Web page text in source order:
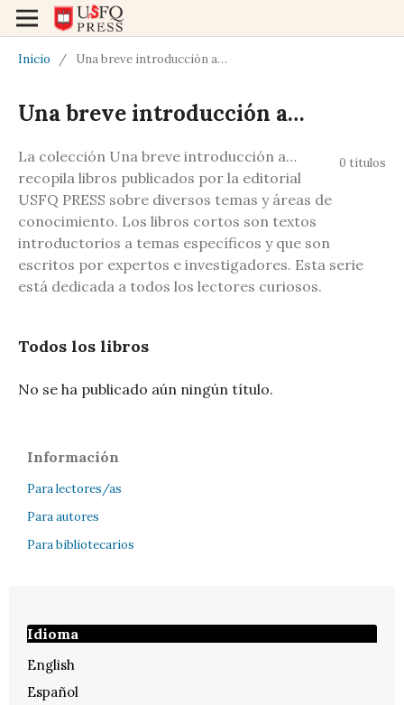
Inicio / Una breve introducción a…
Una breve introducción a…
0 títulos
La colección Una breve introducción a…
recopila libros publicados por la editorial
USFQ PRESS sobre diversos temas y áreas de
conocimiento. Los libros cortos son textos
introductorios a temas específicos y que son
escritos por expertos e investigadores. Esta serie
está dedicada a todos los lectores curiosos.
Todos los libros
No se ha publicado aún ningún título.
Información
Para lectores/as
Para autores
Para bibliotecarios
Idioma
English
Español